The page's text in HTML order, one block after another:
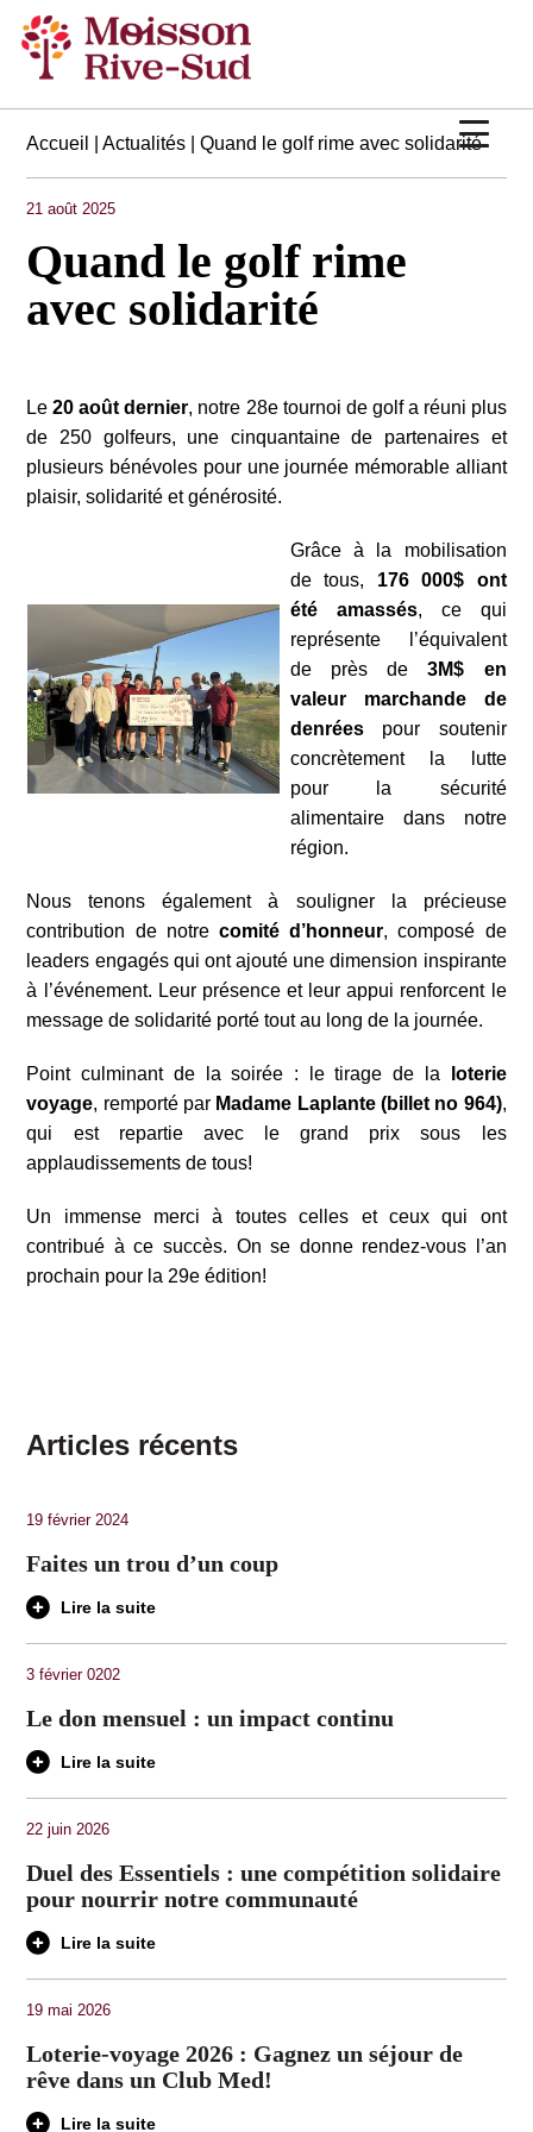
Accueil |Actualités | Quand le golf rime avec solidarité
21 août 2025
Quand le golf rime
avec solidarité
Le20 août dernier, notre 28e tournoi de golf a réuni plus
de 250 golfeurs, une cinquantaine de partenaires et
plusieurs bénévoles pour une journée mémorable alliant
plaisir, solidarité et générosité.
Grâce à la mobilisation
de tous, 176 000$ ont
été amassés, ce qui
représente l’équivalent
de près de3M$ en
valeur marchande de
denréespour soutenir
concrètement la lutte
pour la sécurité
alimentaire dans notre
région.
Nous tenons également à souligner la précieuse
contribution de notre comité d’honneur, composé de
leaders engagés qui ont ajouté une dimension inspirante
à l’événement. Leur présence et leur appui renforcent le
message de solidarité porté tout au long de la journée.
Point culminant de la soirée : le tirage de la
loterie
voyage, remporté par Madame Laplante (billet no 964),
qui est repartie avec le grand prix sous les
applaudissements de tous!
Un immense merci à toutes celles et ceux qui ont
contribué à ce succès. On se donne rendez-vous l’an
prochain pour la 29e édition!
Articles récents
19 février 2024
Faites un trou d’un coup
Lire la suite
3 février 0202
Le don mensuel : un impact continu
Lire la suite
22 juin 2026
Duel des Essentiels : une compétition solidaire
pour nourrir notre communauté
Lire la suite
19 mai 2026
Loterie-voyage 2026 : Gagnez un séjour de
rêve dans un Club Med!
Lire la suite